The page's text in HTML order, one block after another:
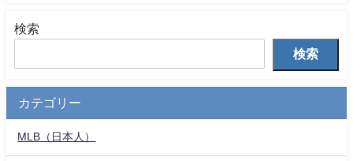
検索
検索
カテゴリー
MLB（日本人）